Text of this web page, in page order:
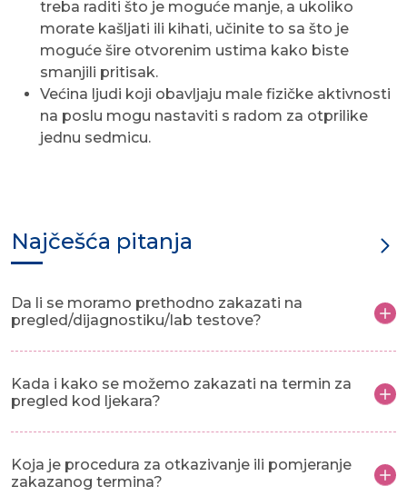
treba raditi što je moguće manje, a ukoliko
morate kašljati ili kihati, učinite to sa što je
moguće šire otvorenim ustima kako biste
smanjili pritisak.
Većina ljudi koji obavljaju male fizičke aktivnosti
na poslu mogu nastaviti s radom za otprilike
jednu sedmicu.
Najčešća pitanja
Da li se moramo prethodno zakazati na
pregled/dijagnostiku/lab testove?
Kada i kako se možemo zakazati na termin za
pregled kod ljekara?
Koja je procedura za otkazivanje ili pomjeranje
zakazanog termina?